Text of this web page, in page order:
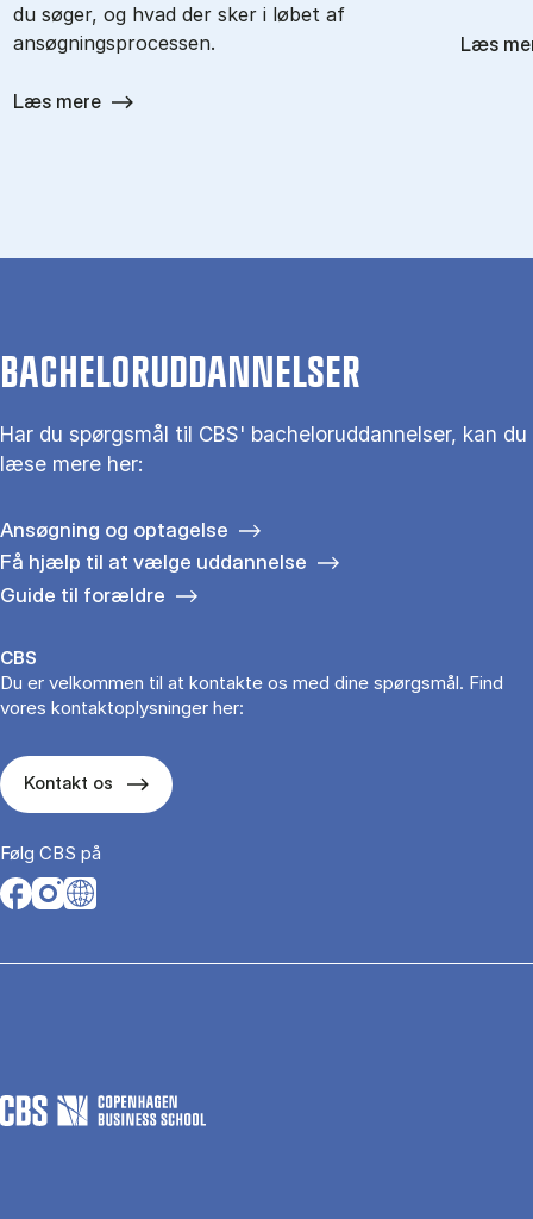
du søger, og hvad der sker i løbet af
ansøgningsprocessen.
Læs mere
Læs
BACHELORUDDANNELSER
Har du spørgsmål til CBS' bacheloruddannelser, kan du
læse mere her:
Ansøgning og optagelse
Få hjælp til at vælge uddannelse
Guide til forældre
CBS
Du er velkommen til at kontakte os med dine spørgsmål. Find
vores kontaktoplysninger her:
Kontakt os
Følg CBS på
Opens in a new tab
Opens in a new tab
Opens in a new tab